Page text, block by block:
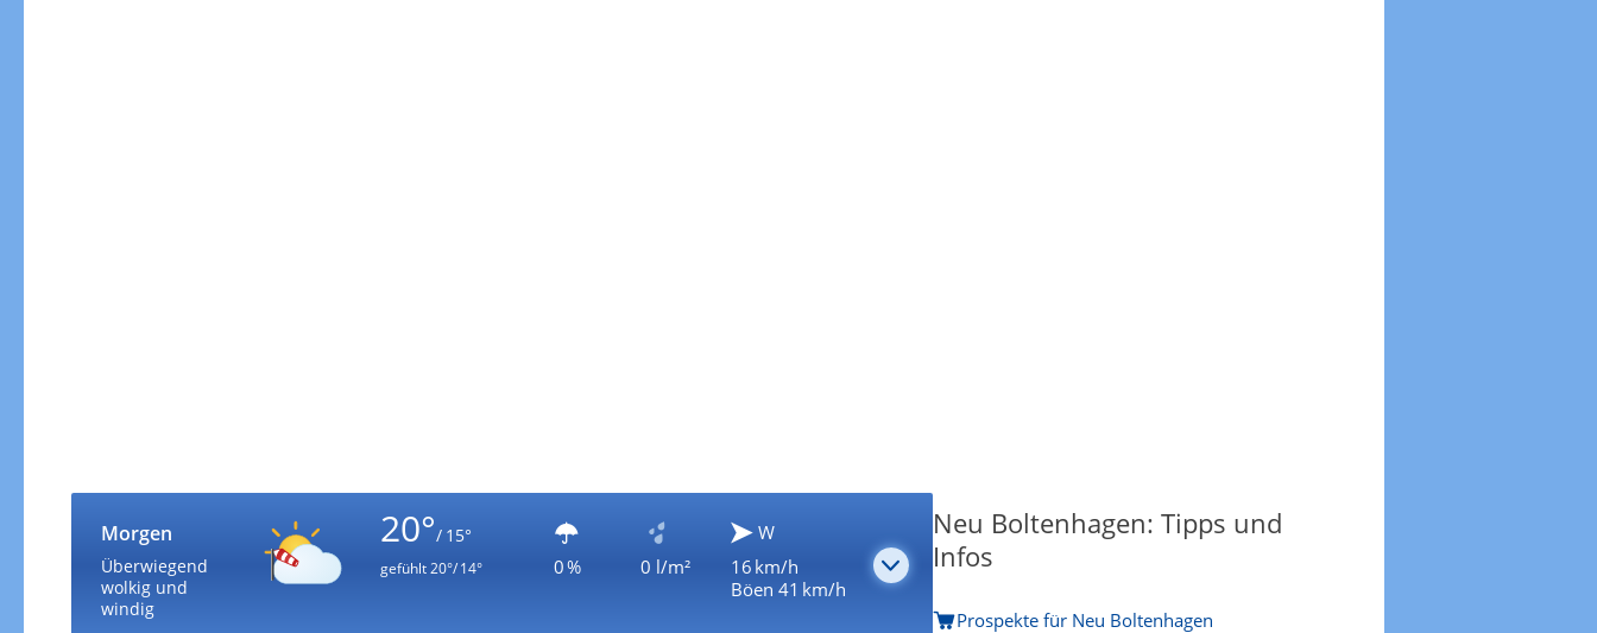
Morgen
Überwiegend
wolkig und
windig
20°/ 15°
gefühlt20°/ 14° 0 % 0 l/m²
W
16 km/h
Böen 41 km/h
Neu Boltenhagen: Tipps und
Infos
Prospekte für Neu Boltenhagen